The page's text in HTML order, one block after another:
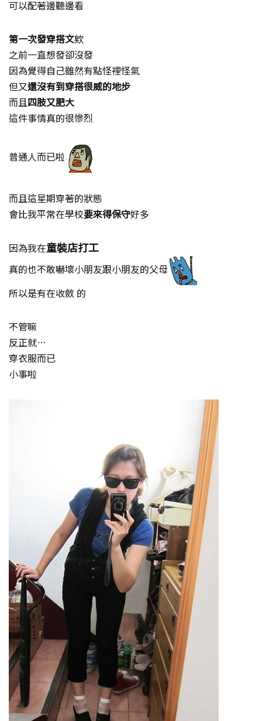
可以配著邊聽邊看
第一次發穿搭文欸
之前一直想發卻沒發
因為覺得自己雖然有點怪裡怪氣
但又還沒有到穿搭很威的地步
而且四肢又肥大
這件事情真的很慘烈
普通人而已啦
而且這星期穿著的狀態
會比我平常在學校要來得保守好多
因為我在童裝店打工
真的也不敢嚇壞小朋友跟小朋友的父母
所以是有在收斂 的
不管嘛
反正就…
穿衣服而已
小事啦